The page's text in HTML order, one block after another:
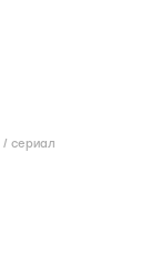
/ сериал